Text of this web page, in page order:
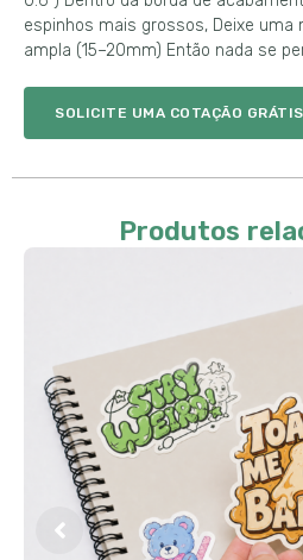
espinhos mais grossos, Deixe uma
ampla (15–20mm) Então nada se
SOLICITE UMA COTAÇÃO GRÁTIS
Produtos